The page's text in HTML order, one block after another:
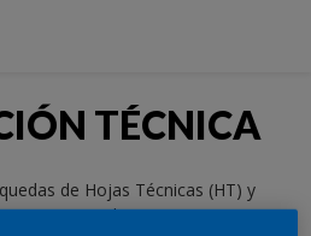
TÉCNICA
de Hojas Técnicas (HT) y
(HSH). Solo tiene que